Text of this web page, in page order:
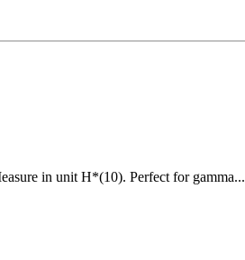
in unit H*(10). Perfect for gamma...